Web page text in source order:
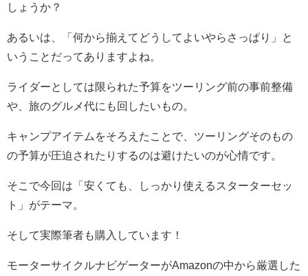
しょうか？
あるいは、「何から揃えてどうしてよいやらさっぱり」と
いうことだってありますよね。
ライダーとしては限られた予算をツーリング前の事前整備
や、旅のグルメ代にも回したいもの。
キャンプアイテムをそろえたことで、ツーリングそのもの
の予算が圧迫されたりするのは避けたいのが心情です。
そこで今回は「安くても、しっかり使えるスターターセッ
ト」がテーマ。
そして実際筆者も購入しています！
モーターサイクルナビゲーターがAmazonの中から厳選した